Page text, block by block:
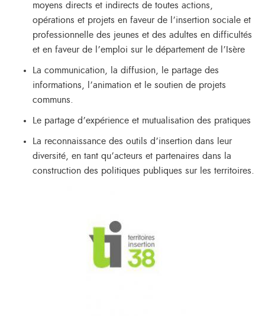
moyens directs et indirects de toutes actions,
opérations et projets en faveur de l’insertion sociale et
professionnelle des jeunes et des adultes en difficultés
et en faveur de l’emploi sur le département de l’Isère
La communication, la diffusion, le partage des
informations, l’animation et le soutien de projets
communs.
Le partage d’expérience et mutualisation des pratiques
La reconnaissance des outils d’insertion dans leur
diversité, en tant qu’acteurs et partenaires dans la
construction des politiques publiques sur les territoires.